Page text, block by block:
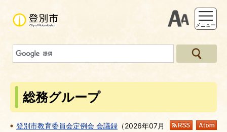
支援ツー
メニュー
総務グループ
RSS
登別市教育委員会定例会 会議録 （2026年07月